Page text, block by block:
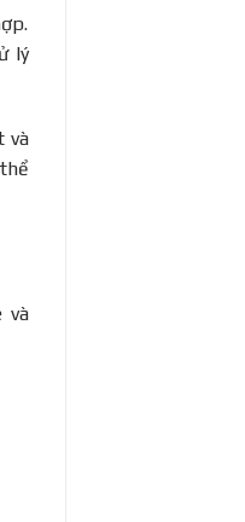
lý
và
và